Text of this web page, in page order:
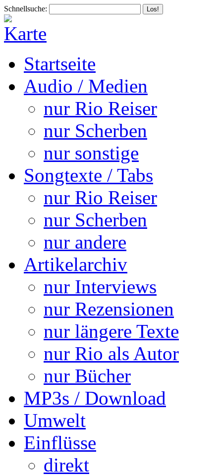
Schnellsuche:
Startseite
Audio / Medien
nur Rio Reiser
nur Scherben
nur sonstige
Songtexte / Tabs
nur Rio Reiser
nur Scherben
nur andere
Artikelarchiv
nur Interviews
nur Rezensionen
nur längere Texte
nur Rio als Autor
nur Bücher
MP3s / Download
Umwelt
Einflüsse
direkt